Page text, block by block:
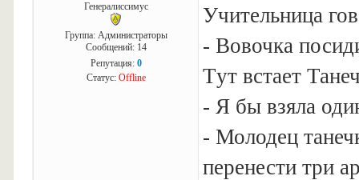
Генералиссимус
Группа: Администраторы
Сообщений: 14
Репутация: 0
Статус: Offline
Учительница
- Вовочка
Тyт встает
- Я бы взяла
- Молодец
пеpенести тpи